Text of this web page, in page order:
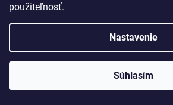
použiteľnosť.
Nastavenie
Súhlasím
Puzdro na pištoľ zelené Molle
Olive Green